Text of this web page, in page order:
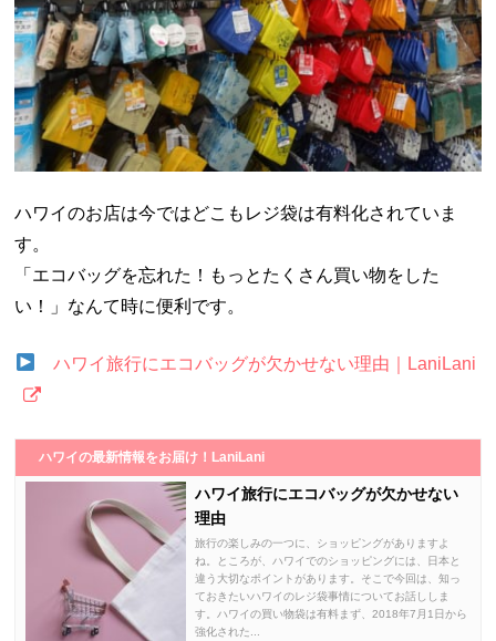
ハワイのお店は今ではどこもレジ袋は有料化されていま
す。
「エコバッグを忘れた！もっとたくさん買い物をした
い！」なんて時に便利です。
ハワイ旅行にエコバッグが欠かせない理由｜LaniLani
ハワイの最新情報をお届け！LaniLani
ハワイ旅行にエコバッグが欠かせない
理由
旅行の楽しみの一つに、ショッピングがありますよ
ね。ところが、ハワイでのショッピングには、日本と
違う大切なポイントがあります。そこで今回は、知っ
ておきたいハワイのレジ袋事情についてお話ししま
す。ハワイの買い物袋は有料まず、2018年7月1日から
強化された...